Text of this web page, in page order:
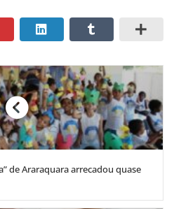
de Araraquara arrecadou quase